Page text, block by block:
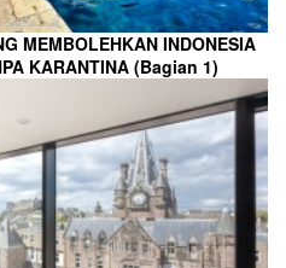
MEMBOLEHKAN INDONESIA
KARANTINA (Bagian 1)